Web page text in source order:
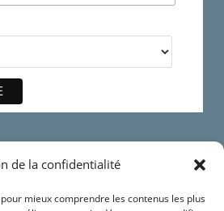
de la confidentialité
mieux comprendre les contenus les plus